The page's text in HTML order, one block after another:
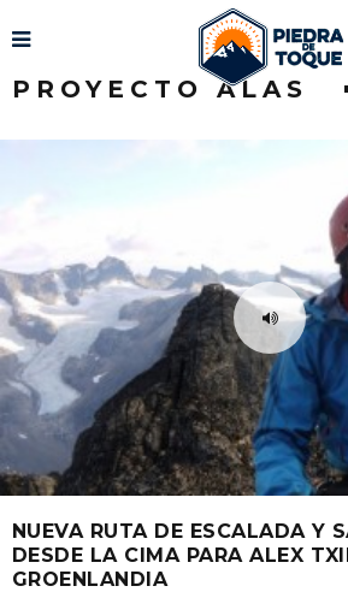
PROYECTO ALAS
NUEVA RUTA DE ESCALADA Y
DESDE LA CIMA PARA ALEX
GROENLANDIA